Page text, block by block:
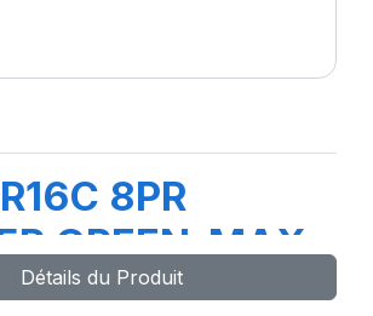
8PR
GREEN-MAX
Détails du Produit